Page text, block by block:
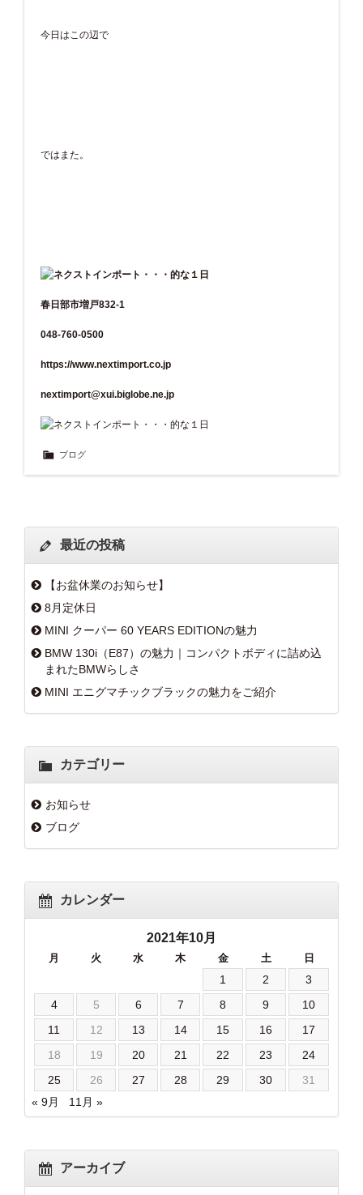
今日はこの辺で
ではまた。
春日部市増戸832-1
048-760-0500
https://www.nextimport.co.jp
nextimport@xui.biglobe.ne.jp
ブログ
最近の投稿
【お盆休業のお知らせ】
8月定休日
MINI クーパー 60 YEARS EDITIONの魅力
BMW 130i（E87）の魅力｜コンパクトボディに詰め込
まれたBMWらしさ
MINI エニグマチックブラックの魅力をご紹介
カテゴリー
お知らせ
ブログ
カレンダー
2021年10月
月 火 水 木 金 土 日
1 2
3
4
5 6 7 8 9
10
11
12 13 14 15 16
17
18
19 20 21 22 23
24
25
26 27 28 29 30
31
« 9月
11月 »
アーカイブ